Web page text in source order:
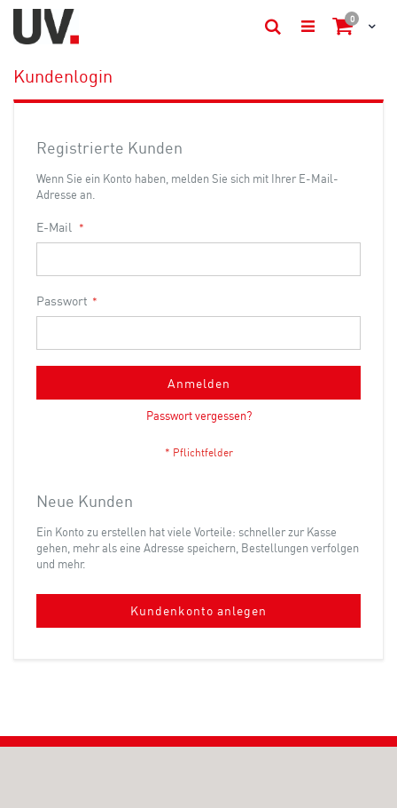
Cart
0Artikel
Suche
Kundenlogin
Registrierte Kunden
Wenn Sie ein Konto haben, melden Sie sich mit Ihrer E-Mail-
Adresse an.
E-Mail
Passwort
Anmelden
Passwort vergessen?
Neue Kunden
Ein Konto zu erstellen hat viele Vorteile: schneller zur Kasse
gehen, mehr als eine Adresse speichern, Bestellungen verfolgen
und mehr.
Kundenkonto anlegen